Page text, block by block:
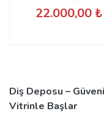
22.000,00 ₺
Diş Deposu –
Vitrinle Başlar